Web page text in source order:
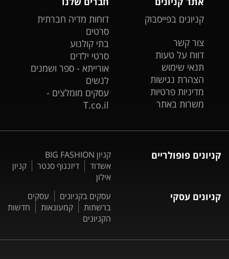
קניונים בפייסבוק
צור קשר
דווח על טעות
תנאי שימוש
הצהרת נגישות
מדיניות פרטיות
משרות באתר
דוחות מדיה חברתית
סרטים
בתי קולנוע
סרטי ילדים
אורייתא - ספר ושמנים
לנשים
עסקים מומלצים -
T.co.il
קניונים פופולריים
קניון BIG FASHION
אשדוד
דיזנגוף סנטר
קניון
אילון
קניונים עסקי עסקים בקניונים
עסקים
ברשתות
קמעונאות
חדשות
הקניונים